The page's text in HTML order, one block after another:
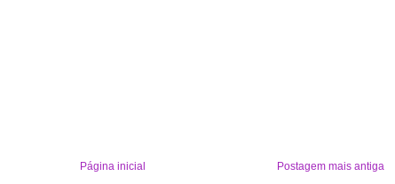
Postagem mais antiga
Página inicial